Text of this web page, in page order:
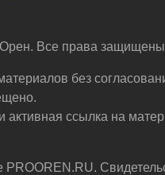
Все права
без
активная ссылка на
PROOREN.RU.